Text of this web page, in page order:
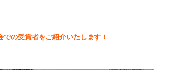
の受賞者をご紹介いたします！